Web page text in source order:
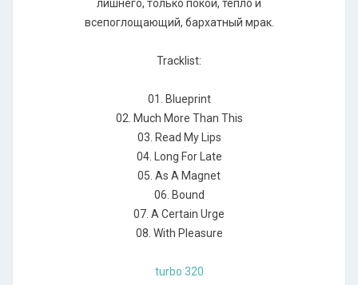
лишнего, только покой, тепло и
всепоглощающий, бархатный мрак.
Tracklist:
01. Blueprint
02. Much More Than This
03. Read My Lips
04. Long For Late
05. As A Magnet
06. Bound
07. A Certain Urge
08. With Pleasure
turbo 320